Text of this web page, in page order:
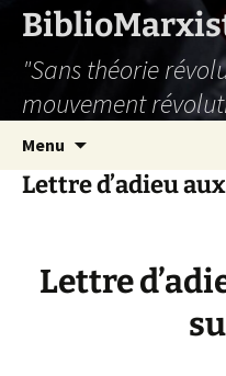
Aller
contenu
"Sans théorie
mouvement
Menu
Lettre d’adieu
Lettre